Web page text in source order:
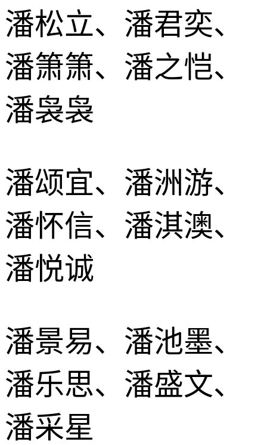
潘松立、潘君奕、
潘箫箫、潘之恺、
潘袅袅
潘颂宜、潘洲游、
潘怀信、潘淇澳、
潘悦诚
潘景易、潘池墨、
潘乐思、潘盛文、
潘采星